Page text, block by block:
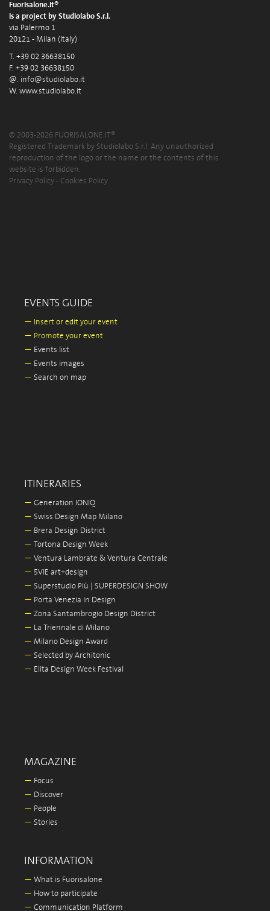
Fuorisalone.it®
is a project by Studiolabo S.r.l.
via Palermo 1
20121 - Milan (Italy)
T. +39 02 36638150
F. +39 02 36638150
@. info@studiolabo.it
W. www.studiolabo.it
© 2003-2026 FUORISALONE.IT®
Registered Trademark by Studiolabo S.r.l. Any unauthorized
reproduction of the logo or the name or the contents of this
website is forbidden.
Privacy Policy - Cookies Policy
EVENTS GUIDE
— Insert or edit your event
— Promote your event
— Events list
— Events images
— Search on map
ITINERARIES
— Generation IONIQ
— Swiss Design Map Milano
— Brera Design District
— Tortona Design Week
— Ventura Lambrate & Ventura Centrale
— 5VIE art+design
— Superstudio Più | SUPERDESIGN SHOW
— Porta Venezia In Design
— Zona Santambrogio Design District
— La Triennale di Milano
— Milano Design Award
— Selected by Architonic
— Elita Design Week Festival
MAGAZINE
— Focus
— Discover
— People
— Stories
INFORMATION
— What is Fuorisalone
— How to participate
— Communication Platform